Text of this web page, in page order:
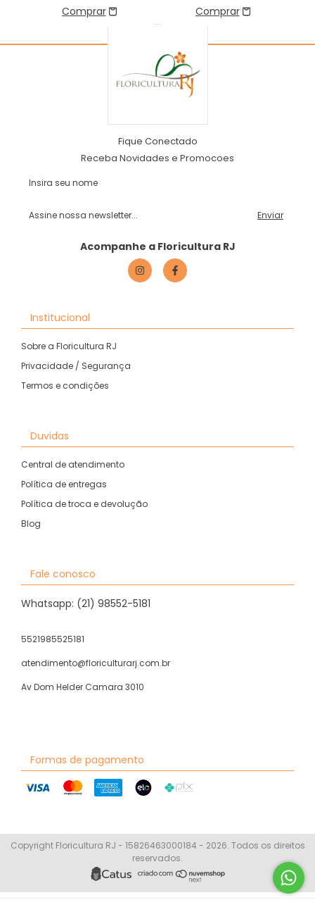
Fique Conectado
Receba Novidades e Promocoes
Acompanhe a Floricultura RJ
Institucional
Sobre a Floricultura RJ
Privacidade / Segurança
Termos e condições
Duvidas
Central de atendimento
Política de entregas
Política de troca e devolução
Blog
Fale conosco
Whatsapp: (21) 98552-5181
5521985525181
atendimento@floriculturarj.com.br
Av Dom Helder Camara 3010
Formas de pagamento
Copyright Floricultura RJ - 15826463000184 - 2026. Todos os direitos
reservados.